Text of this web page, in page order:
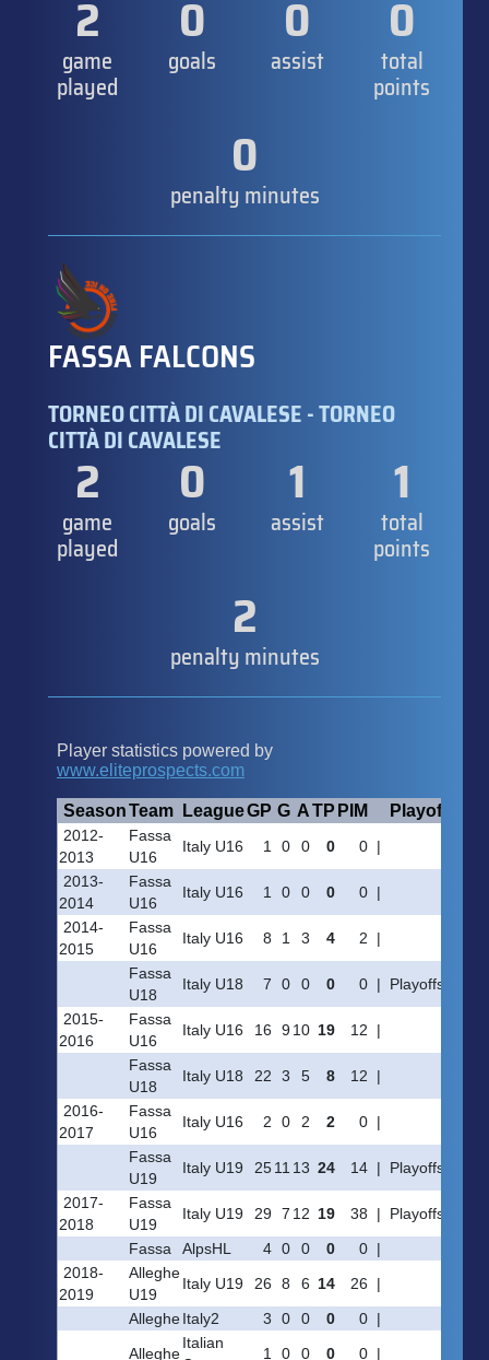
2
game
played
0
goals
0
assist
0
total
points
0
penalty minutes
FASSA FALCONS
TORNEO CITTÀ DI CAVALESE - TORNEO
CITTÀ DI CAVALESE
2
game
played
0
goals
1
assist
1
total
points
2
penalty minutes